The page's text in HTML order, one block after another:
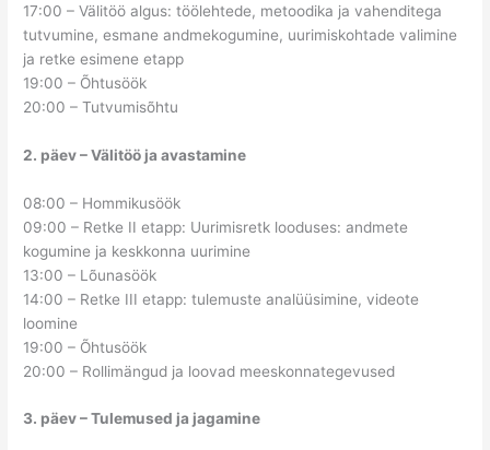
17:00 – Välitöö algus: töölehtede, metoodika ja vahenditega
tutvumine, esmane andmekogumine, uurimiskohtade valimine
ja retke esimene etapp
19:00 – Õhtusöök
20:00 – Tutvumisõhtu
2. päev – Välitöö ja avastamine
08:00 – Hommikusöök
09:00 – Retke II etapp: Uurimisretk looduses: andmete
kogumine ja keskkonna uurimine
13:00 – Lõunasöök
14:00 – Retke III etapp: tulemuste analüüsimine, videote
loomine
19:00 – Õhtusöök
20:00 – Rollimängud ja loovad meeskonnategevused
3. päev – Tulemused ja jagamine